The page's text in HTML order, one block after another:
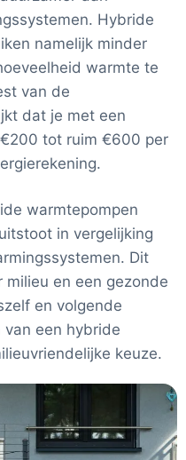
Hybride
namelijk minder
warmte te
van de
dat je met een
tot ruim €600 per
warmtepompen
in vergelijking
Dit
en een gezonde
en volgende
een hybride
keuze.